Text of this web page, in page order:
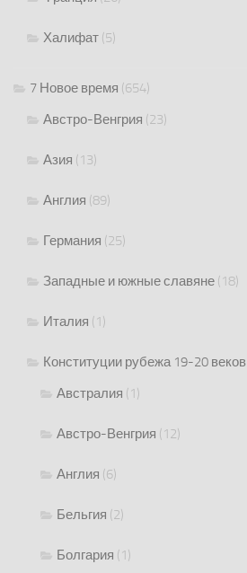
Халифат (5)
7 Новое время (654)
Австро-Венгрия (23)
Азия (13)
Англия (89)
Германия (25)
Западные и южные славяне (18)
Италия (1)
Конституции рубежа 19-20 веков
Австралия (1)
Австро-Венгрия (12)
Англия (6)
Бельгия (2)
Болгария (1)